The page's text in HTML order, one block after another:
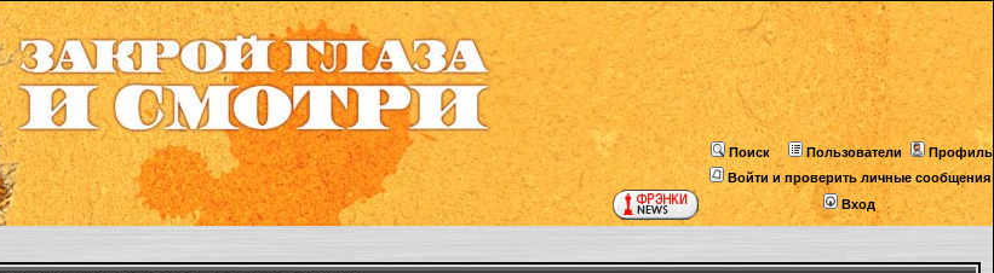
Поиск Пользователи
Профиль
Войти и проверить личные сообщения
Вход